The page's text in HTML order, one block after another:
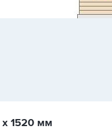
х 1520 мм